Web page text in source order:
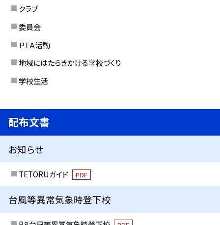
クラブ
委員会
ＰＴＡ活動
地域にはたらきかける学校づくり
学校生活
配布文書
お知らせ
TETORUガイド PDF
台風等異常気象時登下校